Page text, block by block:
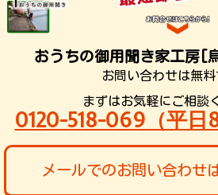
おうちの御用聞き家工房[
お問い合わせは無料
まずはお気軽にご相談
0120-518-069（平日
メールでのお問い合わせ